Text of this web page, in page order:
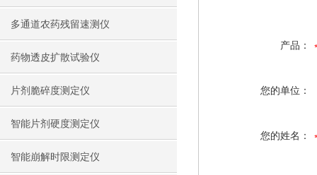
多通道农药残留速测仪
药物透皮扩散试验仪
片剂脆碎度测定仪
智能片剂硬度测定仪
智能崩解时限测定仪
产品：
您的单位：
您的姓名：